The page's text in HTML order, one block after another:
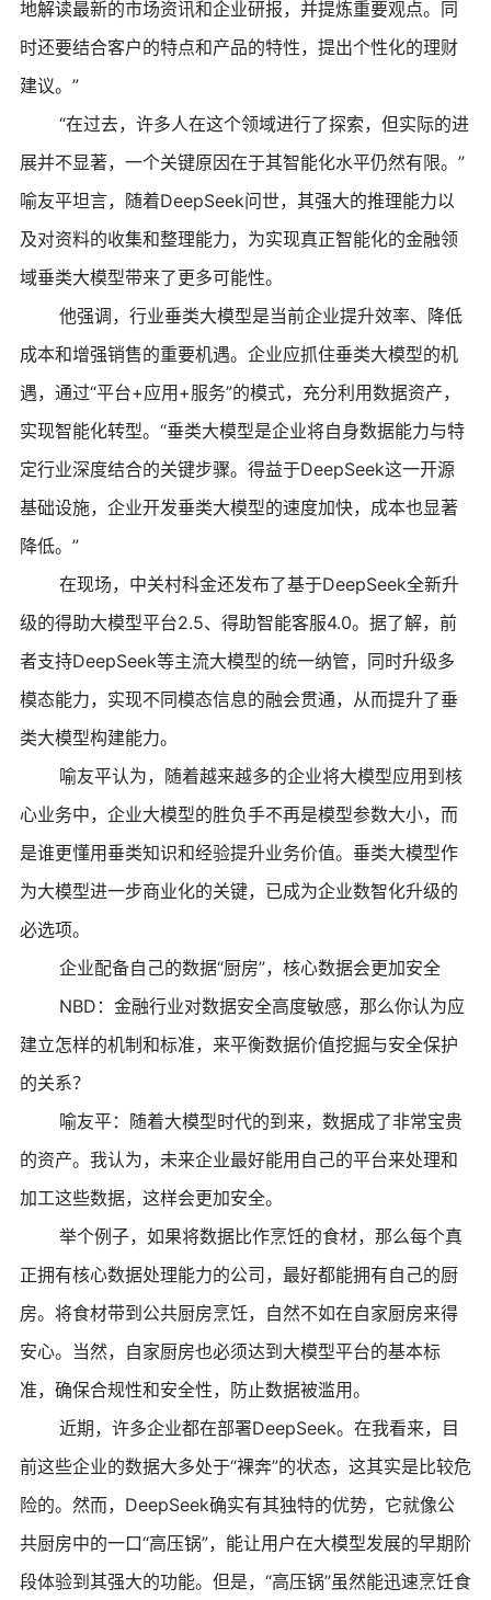
地解读最新的市场资讯和企业研报，并提炼重要观点。同
时还要结合客户的特点和产品的特性，提出个性化的理财
建议。”
“在过去，许多人在这个领域进行了探索，但实际的进
展并不显著，一个关键原因在于其智能化水平仍然有限。”
喻友平坦言，随着DeepSeek问世，其强大的推理能力以
及对资料的收集和整理能力，为实现真正智能化的金融领
域垂类大模型带来了更多可能性。
他强调，行业垂类大模型是当前企业提升效率、降低
成本和增强销售的重要机遇。企业应抓住垂类大模型的机
遇，通过“平台+应用+服务”的模式，充分利用数据资产，
实现智能化转型。“垂类大模型是企业将自身数据能力与特
定行业深度结合的关键步骤。得益于DeepSeek这一开源
基础设施，企业开发垂类大模型的速度加快，成本也显著
降低。”
在现场，中关村科金还发布了基于DeepSeek全新升
级的得助大模型平台2.5、得助智能客服4.0。据了解，前
者支持DeepSeek等主流大模型的统一纳管，同时升级多
模态能力，实现不同模态信息的融会贯通，从而提升了垂
类大模型构建能力。
喻友平认为，随着越来越多的企业将大模型应用到核
心业务中，企业大模型的胜负手不再是模型参数大小，而
是谁更懂用垂类知识和经验提升业务价值。垂类大模型作
为大模型进一步商业化的关键，已成为企业数智化升级的
必选项。
企业配备自己的数据“厨房”，核心数据会更加安全
NBD：金融行业对数据安全高度敏感，那么你认为应
建立怎样的机制和标准，来平衡数据价值挖掘与安全保护
的关系？
喻友平：随着大模型时代的到来，数据成了非常宝贵
的资产。我认为，未来企业最好能用自己的平台来处理和
加工这些数据，这样会更加安全。
举个例子，如果将数据比作烹饪的食材，那么每个真
正拥有核心数据处理能力的公司，最好都能拥有自己的厨
房。将食材带到公共厨房烹饪，自然不如在自家厨房来得
安心。当然，自家厨房也必须达到大模型平台的基本标
准，确保合规性和安全性，防止数据被滥用。
近期，许多企业都在部署DeepSeek。在我看来，目
前这些企业的数据大多处于“裸奔”的状态，这其实是比较危
险的。然而，DeepSeek确实有其独特的优势，它就像公
共厨房中的一口“高压锅”，能让用户在大模型发展的早期阶
段体验到其强大的功能。但是，“高压锅”虽然能迅速烹饪食